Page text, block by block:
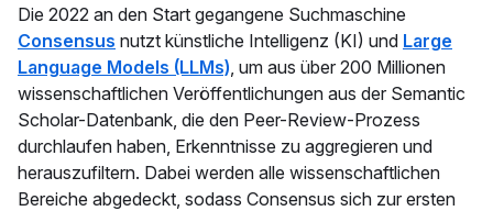
Die 2022 an den Start gegangene Suchmaschine
Consensus nutzt künstliche Intelligenz (KI) und Large
Language Models (LLMs) , um aus über 200 Millionen
wissenschaftlichen Veröffentlichungen aus der Semantic
Scholar-Datenbank, die den Peer-Review-Prozess
durchlaufen haben, Erkenntnisse zu aggregieren und
herauszufiltern. Dabei werden alle wissenschaftlichen
Bereiche abgedeckt, sodass Consensus sich zur ersten